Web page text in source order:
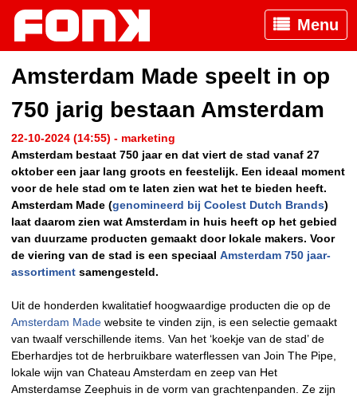
Menu
Amsterdam Made speelt in op
750 jarig bestaan Amsterdam
22-10-2024 (14:55) - marketing
Amsterdam bestaat 750 jaar en dat viert de stad vanaf 27
oktober een jaar lang groots en feestelijk. Een ideaal moment
voor de hele stad om te laten zien wat het te bieden heeft.
Amsterdam Made (genomineerd bij Coolest Dutch Brands)
laat daarom zien wat Amsterdam in huis heeft op het gebied
van duurzame producten gemaakt door lokale makers. Voor
de viering van de stad is een speciaal Amsterdam 750 jaar-
assortiment samengesteld.
Uit de honderden kwalitatief hoogwaardige producten die op de
Amsterdam Made website te vinden zijn, is een selectie gemaakt
van twaalf verschillende items. Van het ‘koekje van de stad’ de
Eberhardjes tot de herbruikbare waterflessen van Join The Pipe,
lokale wijn van Chateau Amsterdam en zeep van Het
Amsterdamse Zeephuis in de vorm van grachtenpanden. Ze zijn